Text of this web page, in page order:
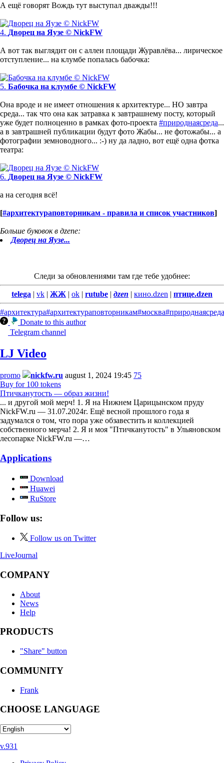
А ещё говорят Вождь тут выступал дважды!!!
4. Дворец на Яузе © NickFW
А вот так выглядит он с аллеи площади Журавлёва... лирическое
отступление... на клумбе попалась бабочка:
5. Бабочка на клумбе © NickFW
Она вроде и не имеет отношения к архитектуре... НО завтра
среда... так что она как затравка к завтрашнему посту, который
уже будет полноценно в рамках фото-проекта #природнаясреда...
а в завтрашней публикации будут фото Жабы... не фотожабы... а
фотографии земноводного... :-) ну да ладно, вот ещё одна фотка
театра:
6. Дворец на Яузе © NickFW
а на сегодня всё!
[#архитектураповторникам - правила и список участников]
Больше буковок в дzenе:
Дворец на Яузе...
Следи за обновлениями там где тебе удобнее:
telega | vk | ЖЖ | ok | rutube | дzen | кино.dzen | птице.dzen
#архитектура#архитектураповторникам#москва#природнаясреда
Donate to this author
Telegram channel
LJ Video
promo nickfw.ru august 1, 2024 19:45 75
Buy for 100 tokens
Птичканутость — образ жизни!
... и другой мой мерч! 1. Я на Нижнем Царицынском пруду
NickFW.ru — 31.07.2024г. Ещё весной прошлого года я
задумался о том, что пора уже обзавестить и коллекцией
собственного мерча! 2. Я и моя "Птичканутость" в Ульяновском
лесопарке NickFW.ru —…
Applications
Download
Huawei
RuStore
Follow us:
Follow us on Twitter
LiveJournal
COMPANY
About
News
Help
PRODUCTS
"Share" button
COMMUNITY
Frank
CHOOSE LANGUAGE
v.931